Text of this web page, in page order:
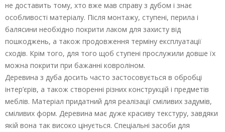
не доставить тому, хто вже мав справу з дубом і знає
особливості матеріалу. Після монтажу, ступені, перила і
балясини необхідно покрити лаком для захисту від
пошкоджень, а також продовження терміну експлуатації
сходів. Крім того, для того щоб ступені прослужили довше їх
можна покрити при бажанні ковроліном.
Деревина з дуба досить часто застосовується в обробці
інтер’єрів, а також створенні різних конструкцій і предметів
меблів. Матеріал придатний для реалізації сміливих задумів,
сміливих форм. Деревина має дуже красиву текстуру, завдяки
якій вона так високо цінується. Спеціальні засоби для